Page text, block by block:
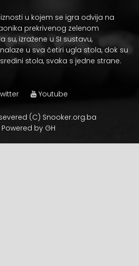
u kojem se igra odvija na
prekrivenog zelenom
su, izražene u SI sustavu,
nalaze u sva četiri ugla stola, dok su
stola, svaka s jedne strane.
Youtube
(C) Snooker.org.ba
Powered by GH